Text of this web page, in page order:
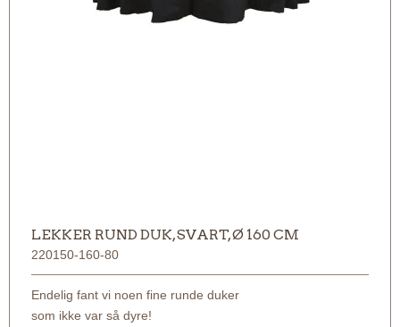
LEKKER RUND DUK, SVART, Ø 160 CM
220150-160-80
Endelig fant vi noen fine runde duker
som ikke var så dyre!